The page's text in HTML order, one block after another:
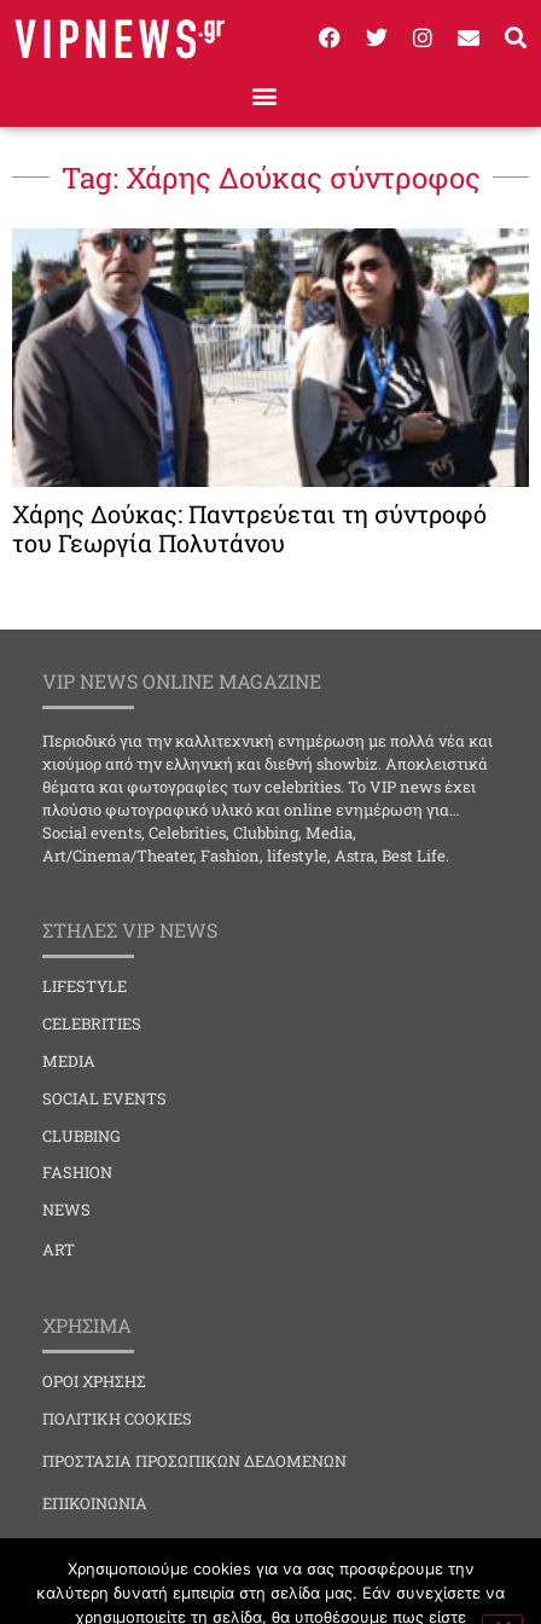
Tag: Χάρης Δούκας σύντροφος
Χάρης Δούκας: Παντρεύεται τη σύντροφό
του Γεωργία Πολυτάνου
VIP NEWS ONLINE MAGAZINE
Περιοδικό για την καλλιτεχνική ενημέρωση με πολλά νέα και
χιούμορ από την ελληνική και διεθνή showbiz. Αποκλειστικά
θέματα και φωτογραφίες των celebrities. Το VIP news έχει
πλούσιο φωτογραφικό υλικό και online ενημέρωση για…
Social events, Celebrities, Clubbing, Media,
Art/Cinema/Theater, Fashion, lifestyle, Astra, Best Life.
ΣΤΗΛΕΣ VIP NEWS
LIFESTYLE
CELEBRITIES
MEDIA
SOCIAL EVENTS
CLUBBING
FASHION
NEWS
ART
ΧΡΗΣΙΜΑ
ΟΡΟΙ ΧΡΗΣΗΣ
ΠΟΛΙΤΙΚΗ COOKIES
ΠΡΟΣΤΑΣΙΑ ΠΡΟΣΩΠΙΚΩΝ ΔΕΔΟΜΕΝΩΝ
ΕΠΙΚΟΙΝΩΝΙΑ
Χρησιμοποιούμε cookies για να σας προσφέρουμε την
καλύτερη δυνατή εμπειρία στη σελίδα μας. Εάν συνεχίσετε να
χρησιμοποιείτε τη σελίδα, θα υποθέσουμε πως είστε